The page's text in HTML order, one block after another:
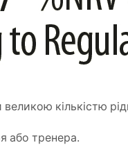
великою кількістю
або тренера.